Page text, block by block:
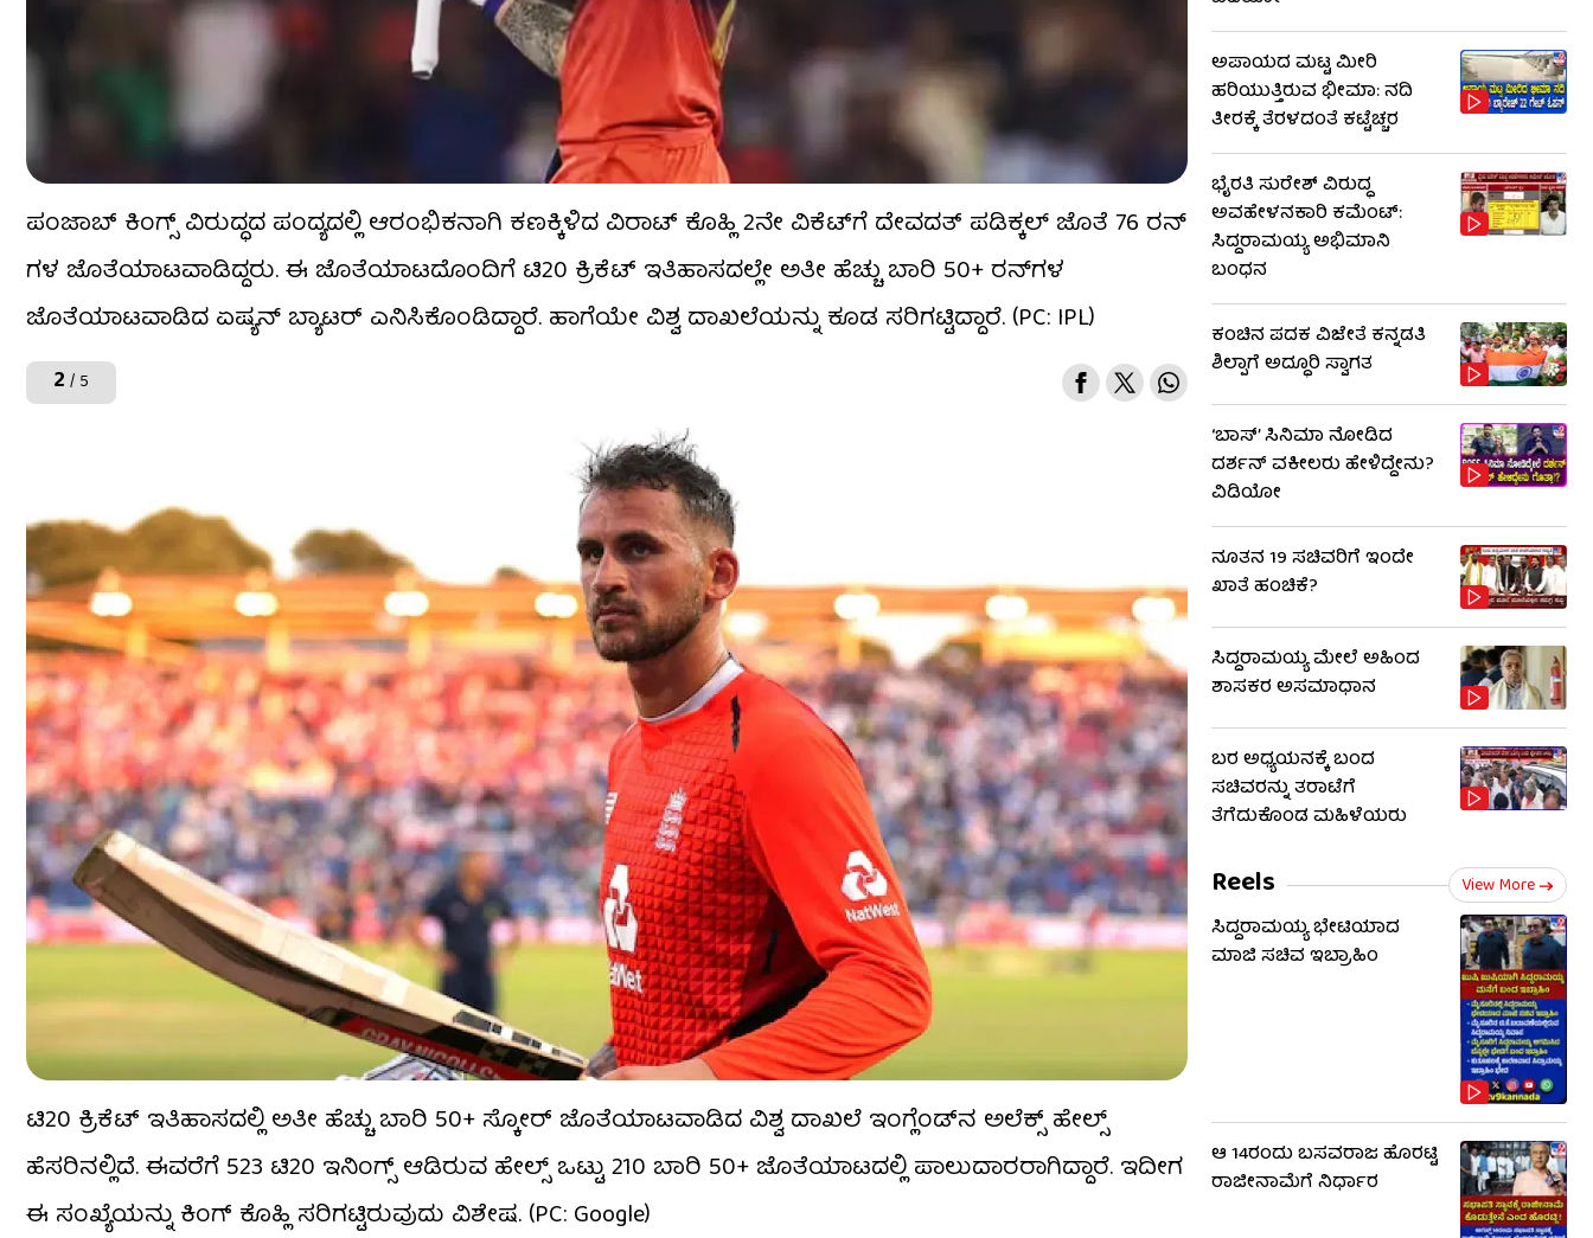
ಪಂಜಾಬ್ ಕಿಂಗ್ಸ್ ವಿರುದ್ಧದ ಪಂದ್ಯದಲ್ಲಿ ಆರಂಭಿಕನಾಗಿ ಕಣಕ್ಕಿಳಿದ ವಿರಾಟ್ ಕೊಹ್ಲಿ 2ನೇ ವಿಕೆಟ್​ಗೆ ದೇವದತ್ ಪಡಿಕ್ಕಲ್ ಜೊತೆ 76 ರನ್​
ಗಳ ಜೊತೆಯಾಟವಾಡಿದ್ದರು. ಈ ಜೊತೆಯಾಟದೊಂದಿಗೆ ಟಿ20 ಕ್ರಿಕೆಟ್​ ಇತಿಹಾಸದಲ್ಲೇ ಅತೀ ಹೆಚ್ಚು ಬಾರಿ 50+ ರನ್​ಗಳ
ಜೊತೆಯಾಟವಾಡಿದ ಏಷ್ಯನ್ ಬ್ಯಾಟರ್ ಎನಿಸಿಕೊಂಡಿದ್ದಾರೆ. ಹಾಗೆಯೇ ವಿಶ್ವ ದಾಖಲೆಯನ್ನು ಕೂಡ ಸರಿಗಟ್ಟಿದ್ದಾರೆ. (PC: IPL)
2 / 5
ಟಿ20 ಕ್ರಿಕೆಟ್​ ಇತಿಹಾಸದಲ್ಲಿ ಅತೀ ಹೆಚ್ಚು ಬಾರಿ 50+ ಸ್ಕೋರ್ ಜೊತೆಯಾಟವಾಡಿದ ವಿಶ್ವ ದಾಖಲೆ ಇಂಗ್ಲೆಂಡ್​ನ ಅಲೆಕ್ಸ್ ಹೇಲ್ಸ್​
ಹೆಸರಿನಲ್ಲಿದೆ. ಈವರೆಗೆ 523 ಟಿ20 ಇನಿಂಗ್ಸ್​ ಆಡಿರುವ ಹೇಲ್ಸ್ ಒಟ್ಟು 210 ಬಾರಿ 50+ ಜೊತೆಯಾಟದಲ್ಲಿ ಪಾಲುದಾರರಾಗಿದ್ದಾರೆ. ಇದೀಗ
ಈ ಸಂಖ್ಯೆಯನ್ನು ಕಿಂಗ್ ಕೊಹ್ಲಿ ಸರಿಗಟ್ಟಿರುವುದು ವಿಶೇಷ. (PC: Google)
ಅಪಾಯದ ಮಟ್ಟ ಮೀರಿ
ಹರಿಯುತ್ತಿರುವ ಭೀಮಾ: ನದಿ
ತೀರಕ್ಕೆ ತೆರಳದಂತೆ ಕಟ್ಟೆಚ್ಚರ
ಭೈರತಿ ಸುರೇಶ್ ವಿರುದ್ಧ
ಅವಹೇಳನಕಾರಿ ಕಮೆಂಟ್:
ಸಿದ್ದರಾಮಯ್ಯ ಅಭಿಮಾನಿ
ಬಂಧನ
ಕಂಚಿನ ಪದಕ ವಿಜೇತೆ ಕನ್ನಡತಿ
ಶಿಲ್ಪಾಗೆ ಅದ್ಧೂರಿ ಸ್ವಾಗತ
‘ಬಾಸ್’ ಸಿನಿಮಾ ನೋಡಿದ
ದರ್ಶನ್ ವಕೀಲರು ಹೇಳಿದ್ದೇನು?
ವಿಡಿಯೋ
ನೂತನ 19 ಸಚಿವರಿಗೆ ಇಂದೇ
ಖಾತೆ ಹಂಚಿಕೆ?
ಸಿದ್ದರಾಮಯ್ಯ ಮೇಲೆ ಅಹಿಂದ
ಶಾಸಕರ ಅಸಮಾಧಾನ
ಬರ ಅಧ್ಯಯನಕ್ಕೆ ಬಂದ
ಸಚಿವರನ್ನು ತರಾಟೆಗೆ
ತೆಗೆದುಕೊಂಡ ಮಹಿಳೆಯರು
Reels View More
ಸಿದ್ದರಾಮಯ್ಯ ಭೇಟಿಯಾದ
ಮಾಜಿ ಸಚಿವ ಇಬ್ರಾಹಿಂ
ಆ 14ರಂದು ಬಸವರಾಜ ಹೊರಟ್ಟಿ
ರಾಜೀನಾಮೆಗೆ ನಿರ್ಧಾರ